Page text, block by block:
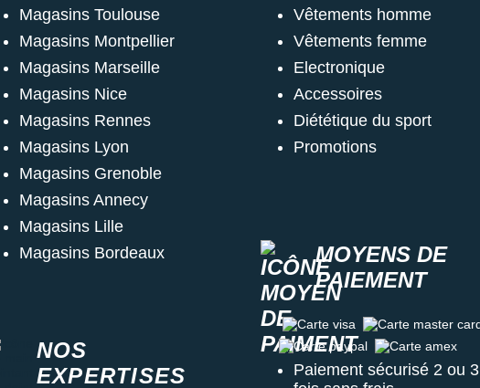
MOYENS DE
PAIEMENT
Carte visa
Carte master card
Carte paypal
Carte amex
Paiement sécurisé 2 ou 3
Magasins Toulouse
Magasins Montpellier
Magasins Marseille
Magasins Nice
Magasins Rennes
Magasins Lyon
Magasins Grenoble
Magasins Annecy
Magasins Lille
Magasins Bordeaux
NOS
EXPERTISES
Vêtements homme
Vêtements femme
Electronique
Accessoires
Diététique du sport
Promotions